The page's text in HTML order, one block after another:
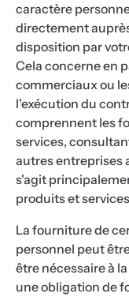
caractère
directement
disposition par
Cela concerne en
commerciaux ou
l'exécution du
comprennent les
services,
autres entreprises
s'agit
produits et
La fourniture de
personnel peut
être nécessaire à
une obligation de